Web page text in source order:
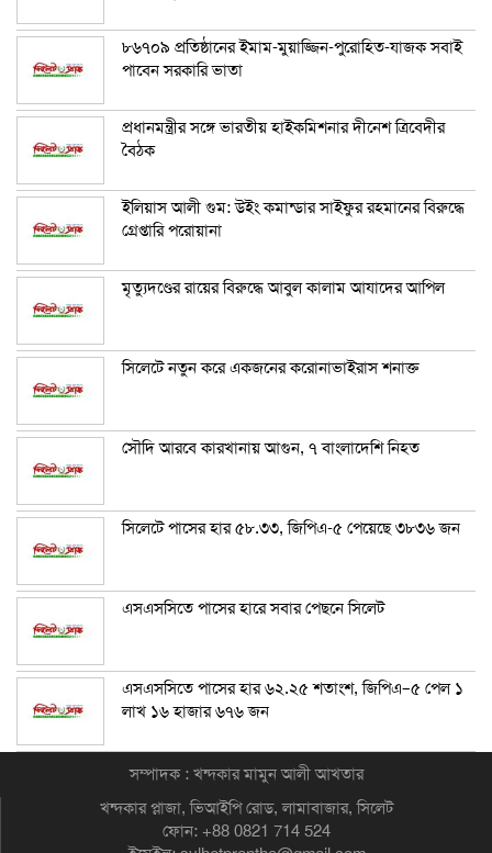
৮৬৭০৯ প্রতিষ্ঠানের ইমাম-মুয়াজ্জিন-পুরোহিত-যাজক সবাই
পাবেন সরকারি ভাতা
প্রধানমন্ত্রীর সঙ্গে ভারতীয় হাইকমিশনার দীনেশ ত্রিবেদীর
বৈঠক
ইলিয়াস আলী গুম: উইং কমান্ডার সাইফুর রহমানের বিরুদ্ধে
গ্রেপ্তারি পরোয়ানা
মৃত্যুদণ্ডের রায়ের বিরুদ্ধে আবুল কালাম আযাদের আপিল
সিলেটে নতুন করে একজনের করোনাভাইরাস শনাক্ত
সৌদি আরবে কারখানায় আগুন, ৭ বাংলাদেশি নিহত
সিলেটে পাসের হার ৫৮.৩৩, জিপিএ-৫ পেয়েছে ৩৮৩৬ জন
এসএসসিতে পাসের হারে সবার পেছনে সিলেট
এসএসসিতে পাসের হার ৬২.২৫ শতাংশ, জিপিএ–৫ পেল ১
লাখ ১৬ হাজার ৬৭৬ জন
সম্পাদক : খন্দকার মামুন আলী আখতার
খন্দকার প্লাজা, ভিআইপি রোড, লামাবাজার, সিলেট
ফোন: +88 0821 714 524